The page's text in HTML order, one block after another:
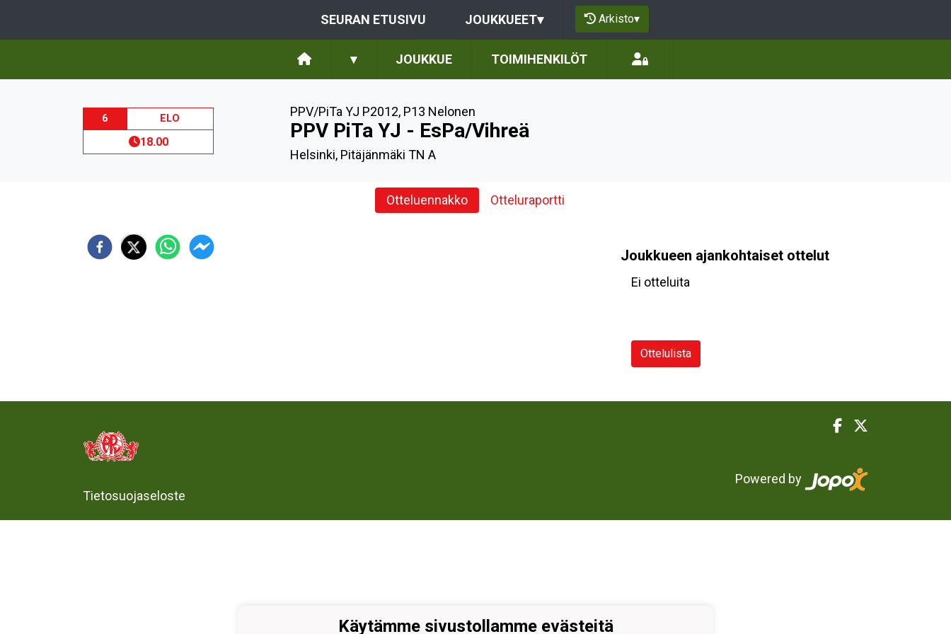
SEURAN ETUSIVU JOUKKUEET▾ Arkisto▾
▾ JOUKKUE TOIMIHENKILÖT
6 ELO
18.00
PPV/PiTa YJ P2012, P13 Nelonen
PPV PiTa YJ - EsPa/Vihreä
Helsinki, Pitäjänmäki TN A
Otteluennakko Otteluraportti
Joukkueen ajankohtaiset ottelut
Ei otteluita
Ottelulista
Tietosuojaseloste
Powered by
Käytämme sivustollamme evästeitä